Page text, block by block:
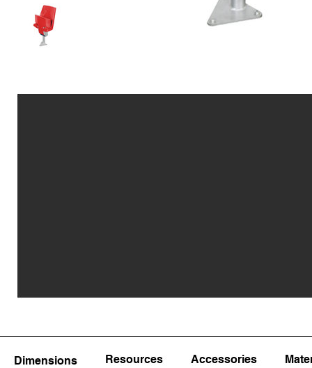
Dimensions Resources Accessories